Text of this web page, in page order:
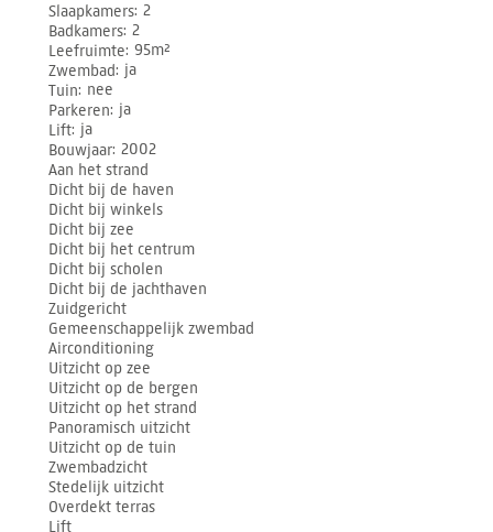
Slaapkamers 2
Badkamers 2
Leefruimte 95m²
Zwembad ja
Tuin nee
Parkeren ja
Lift ja
Bouwjaar 2002
Aan het strand
Dicht bij de haven
Dicht bij winkels
Dicht bij zee
Dicht bij het centrum
Dicht bij scholen
Dicht bij de jachthaven
Zuidgericht
Gemeenschappelijk zwembad
Airconditioning
Uitzicht op zee
Uitzicht op de bergen
Uitzicht op het strand
Panoramisch uitzicht
Uitzicht op de tuin
Zwembadzicht
Stedelijk uitzicht
Overdekt terras
Lift